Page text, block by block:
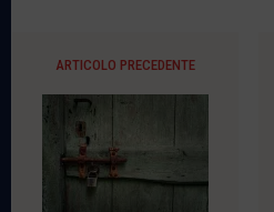
ARTICOLO PRECEDENTE